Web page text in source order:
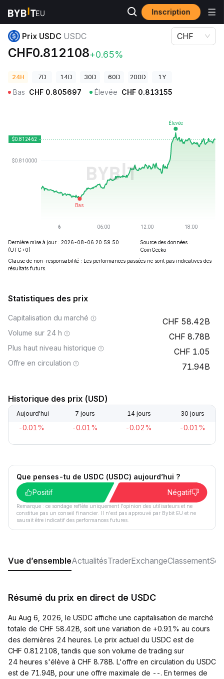
Inscription
Prix des cryptos
Prix USDC USDC
CHF0.812108+0.65%
CHF
24H 7D 14D 30D 60D 200D 1Y
Bas CHF 0.805697 Élevée CHF 0.813155
Dernière mise à jour : 2026-08-06 20:59:50
(UTC+0)
Source des données :
CoinGecko
Clause de non-responsabilité : Les performances passées ne sont pas indicatives des
résultats futurs.
Statistiques des prix
Capitalisation du marché 58.42B
Volume sur 24 h 8.78B
Plus haut niveau historique 1.05
Offre en circulation 71.94B
Historique des prix (USD)
Aujourd'hui 7 jours 14 jours 30 jours
-0.01% -0.01% -0.02% -0.01%
Que penses-tu de USDC (USDC) aujourd’hui ?
Positif
Négatif
Remarque : ce sondage reflète uniquement l'opinion des utilisateurs et ne
constitue pas un conseil financier. Il n'est pas approuvé par Bybit EU et ne
saurait être indicatif des performances futures.
Vue d’ensembleActualitésTraderExchangeClassement
Résumé du prix en direct de USDC
Au Aug 6, 2026, le USDC affiche une capitalisation de marché
totale de CHF 58.42B, soit une variation de +0.91% au cours
des dernières 24 heures. Le prix actuel du USDC est de
CHF 0.812108, tandis que son volume de trading sur
24 heures s'élève à CHF 8.78B. L'offre en circulation du USDC
est de 71.94B, pour une offre maximale de --. En termes de